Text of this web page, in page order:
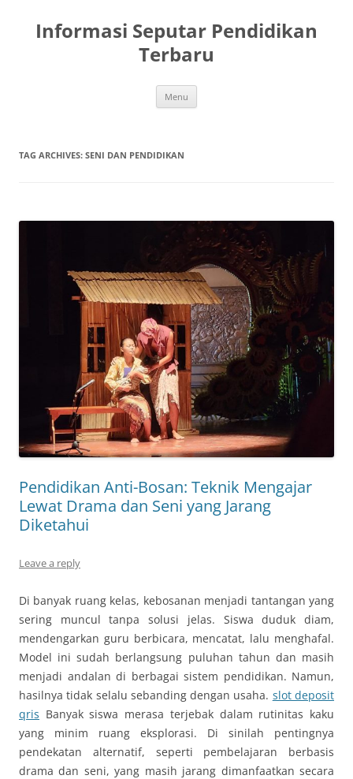
content
Informasi Seputar Pendidikan
Terbaru
Menu
TAG ARCHIVES: SENI DAN PENDIDIKAN
Pendidikan Anti-Bosan: Teknik Mengajar
Lewat Drama dan Seni yang Jarang
Diketahui
Leave a reply
Di banyak ruang kelas, kebosanan menjadi tantangan yang
sering muncul tanpa solusi jelas. Siswa duduk diam,
mendengarkan guru berbicara, mencatat, lalu menghafal.
Model ini sudah berlangsung puluhan tahun dan masih
menjadi andalan di berbagai sistem pendidikan. Namun,
hasilnya tidak selalu sebanding dengan usaha. slot deposit
qris Banyak siswa merasa terjebak dalam rutinitas kaku
yang minim ruang eksplorasi. Di sinilah pentingnya
pendekatan alternatif, seperti pembelajaran berbasis
drama dan seni, yang masih jarang dimanfaatkan secara